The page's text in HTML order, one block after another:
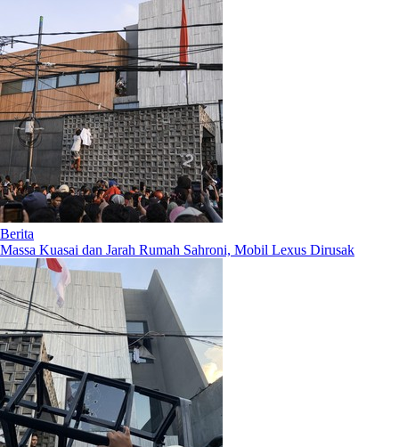
Berita
Massa Kuasai dan Jarah Rumah Sahroni, Mobil Lexus Dirusak